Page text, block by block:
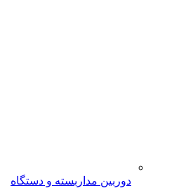
دوربین مداربسته و دستگاه